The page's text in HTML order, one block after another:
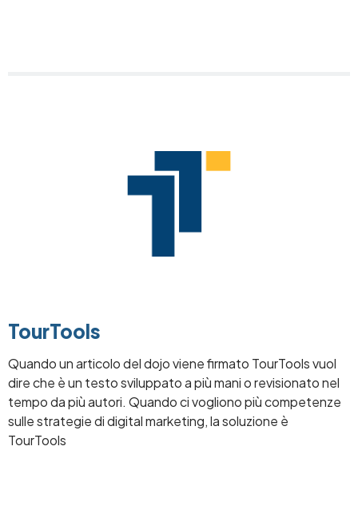
TourTools
Quando un articolo del dojo viene firmato TourTools vuol
dire che è un testo sviluppato a più mani o revisionato nel
tempo da più autori. Quando ci vogliono più competenze
sulle strategie di digital marketing, la soluzione è
TourTools